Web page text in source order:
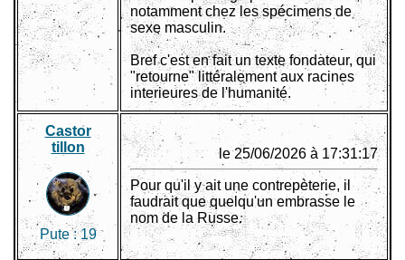
notamment chez les spécimens de
sexe masculin.
Bref c'est en fait un texte fondateur, qui
"retourne" littéralement aux racines
interieures de l'humanité.
Castor
tillon
Pute :19
le 25/06/2026 à 17:31:17
Pour qu'il y ait une contrepèterie, il
faudrait que quelqu'un embrasse le
nom de la Russe.